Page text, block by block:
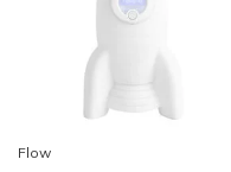
Flow